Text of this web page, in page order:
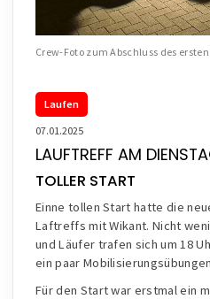
Crew-Foto zum Abschluss des
Laufen
07.01.2025
LAUFTREFF AM
TOLLER START
Einne tollen Start hatte die
Laftreffs mit Wikant. Nicht
und Läufer trafen sich um 18
ein paar
Für den Start war erstmal ein